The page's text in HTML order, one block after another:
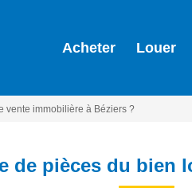
Acheter Louer
vente immobilière à Béziers ?
de pièces du bien